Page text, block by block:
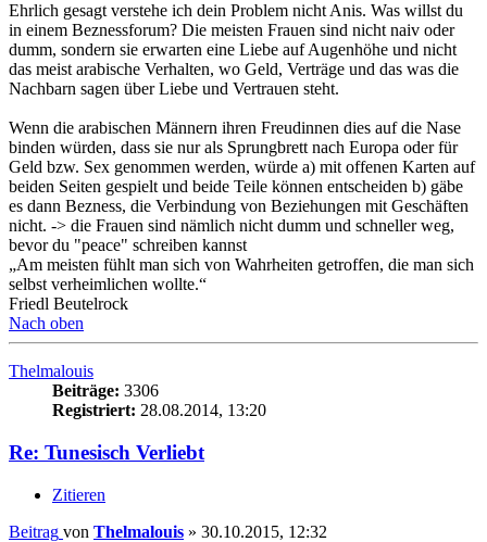
Ehrlich gesagt verstehe ich dein Problem nicht Anis. Was willst du
in einem Beznessforum? Die meisten Frauen sind nicht naiv oder
dumm, sondern sie erwarten eine Liebe auf Augenhöhe und nicht
das meist arabische Verhalten, wo Geld, Verträge und das was die
Nachbarn sagen über Liebe und Vertrauen steht.
Wenn die arabischen Männern ihren Freudinnen dies auf die Nase
binden würden, dass sie nur als Sprungbrett nach Europa oder für
Geld bzw. Sex genommen werden, würde a) mit offenen Karten auf
beiden Seiten gespielt und beide Teile können entscheiden b) gäbe
es dann Bezness, die Verbindung von Beziehungen mit Geschäften
nicht. -> die Frauen sind nämlich nicht dumm und schneller weg,
bevor du "peace" schreiben kannst
„Am meisten fühlt man sich von Wahrheiten getroffen, die man sich
selbst verheimlichen wollte.“
Friedl Beutelrock
Nach oben
Thelmalouis
Beiträge: 3306
Registriert: 28.08.2014, 13:20
Re: Tunesisch Verliebt
Zitieren
Beitrag von Thelmalouis » 30.10.2015, 12:32